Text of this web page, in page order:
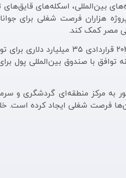
بین‌المللی، اسکله‌های قایق‌های
هزاران فرصت شغلی برای
مصر کمک کند.
این پروژه در چارچوب گسترش شراکت اقتصادی میان مصر و امارات اجرا
با صندوق بین‌المللی پول
می‌شود که هدف آن تبدیل کشور به مرکز منطقه‌ای
می‌دهد و میلیون‌ها فرصت شغلی ایجاد